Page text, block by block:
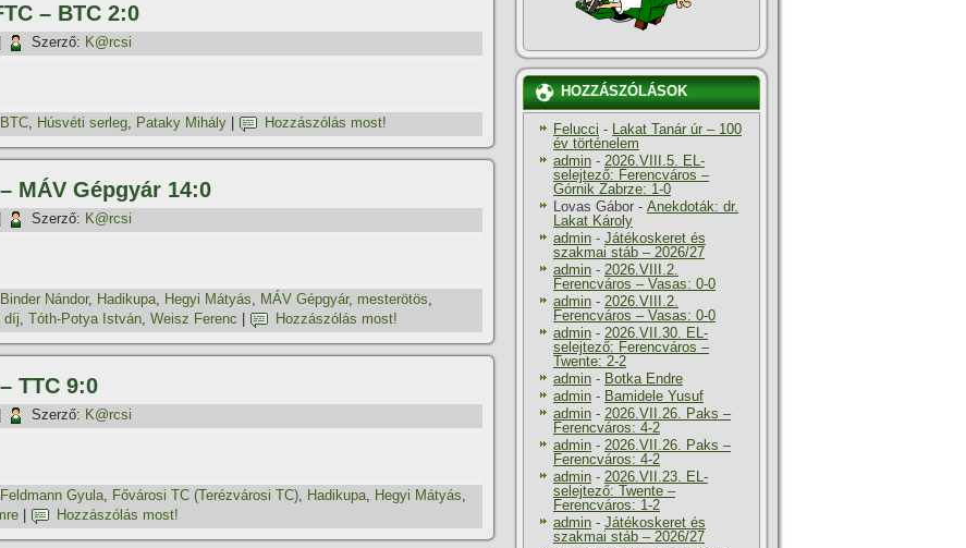
– BTC 2:0
Szerző: K@rcsi
BTC, Húsvéti serleg, Pataky Mihály Hozzászólás most!
MÁV Gépgyár 14:0
Szerző: K@rcsi
Binder Nándor, Hadikupa, Hegyi Mátyás, MÁV Gépgyár, mesterötös,
dí­j, Tóth-Potya István, Weisz Ferenc Hozzászólás most!
TTC 9:0
Szerző: K@rcsi
Feldmann Gyula, Fővárosi TC (Terézvárosi TC), Hadikupa, Hegyi Mátyás,
Hozzászólás most!
HOZZÁSZÓLÁSOK
Felucci - Lakat Tanár úr – 100
év történelem
admin - 2026.VIII.5. EL-
selejtező: Ferencváros –
Górnik Zabrze: 1-0
Lovas Gábor - Anekdoták: dr.
Lakat Károly
admin - Játékoskeret és
szakmai stáb – 2026/27
admin - 2026.VIII.2.
Ferencváros – Vasas: 0-0
admin - 2026.VIII.2.
Ferencváros – Vasas: 0-0
admin - 2026.VII.30. EL-
selejtező: Ferencváros –
Twente: 2-2
admin - Botka Endre
admin - Bamidele Yusuf
admin - 2026.VII.26. Paks –
Ferencváros: 4-2
admin - 2026.VII.26. Paks –
Ferencváros: 4-2
admin - 2026.VII.23. EL-
selejtező: Twente –
Ferencváros: 1-2
admin - Játékoskeret és
szakmai stáb – 2026/27